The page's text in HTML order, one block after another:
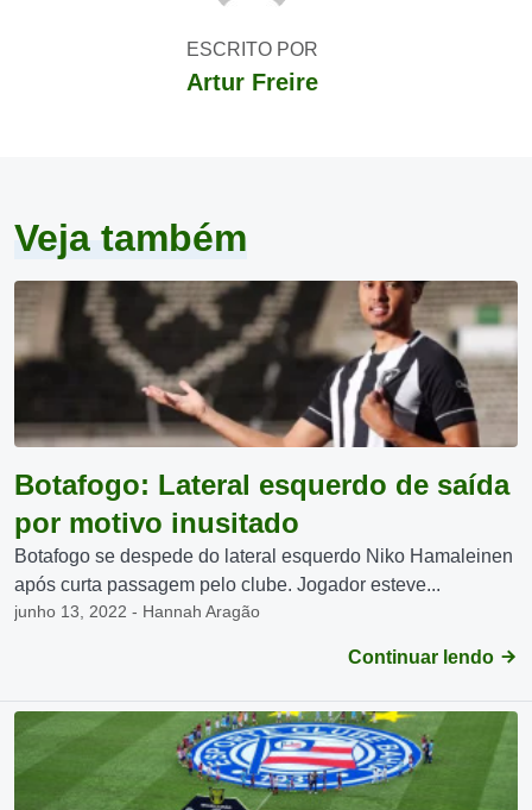
ESCRITO POR
Artur Freire
Veja também
Botafogo: Lateral esquerdo de saída
por motivo inusitado
Botafogo se despede do lateral esquerdo Niko Hamaleinen
após curta passagem pelo clube. Jogador esteve...
junho 13, 2022 - Hannah Aragão
Continuar lendo